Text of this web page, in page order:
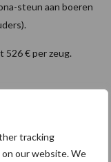
tracking
our website. We
steun aan boeren
526 € per zeug.
varkenshouders.
3 van de